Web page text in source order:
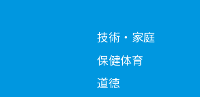
技術・家庭
保健体育
道徳